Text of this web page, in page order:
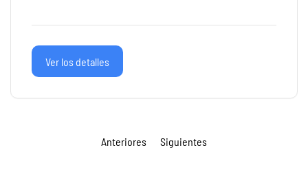
Ver los detalles
Anteriores Siguientes